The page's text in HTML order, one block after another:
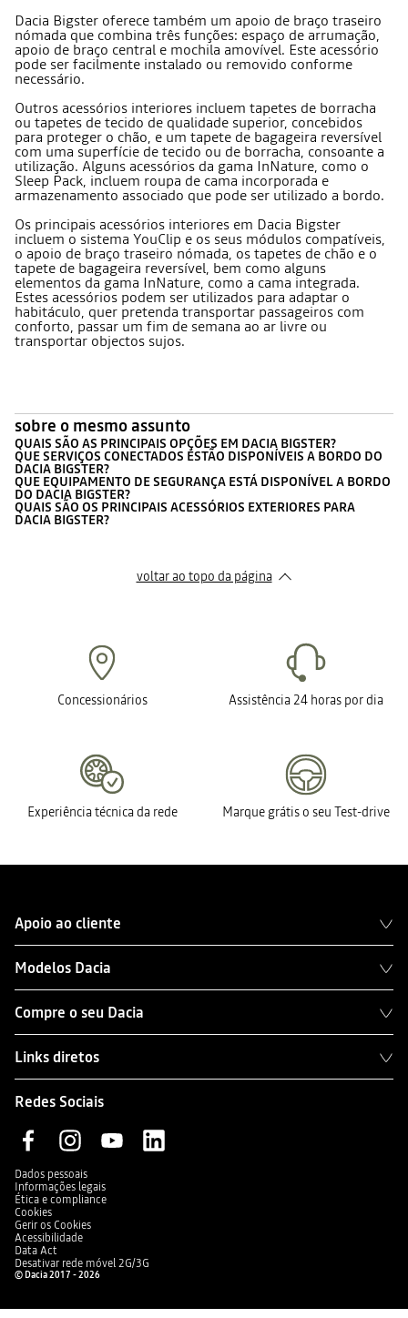
Dacia Bigster oferece também um apoio de braço traseiro
nómada que combina três funções: espaço de arrumação,
apoio de braço central e mochila amovível. Este acessório
pode ser facilmente instalado ou removido conforme
necessário.
Outros acessórios interiores incluem tapetes de borracha
ou tapetes de tecido de qualidade superior, concebidos
para proteger o chão, e um tapete de bagageira reversível
com uma superfície de tecido ou de borracha, consoante a
utilização. Alguns acessórios da gama InNature, como o
Sleep Pack, incluem roupa de cama incorporada e
armazenamento associado que pode ser utilizado a bordo.
Os principais acessórios interiores em Dacia Bigster
incluem o sistema YouClip e os seus módulos compatíveis,
o apoio de braço traseiro nómada, os tapetes de chão e o
tapete de bagageira reversível, bem como alguns
elementos da gama InNature, como a cama integrada.
Estes acessórios podem ser utilizados para adaptar o
habitáculo, quer pretenda transportar passageiros com
conforto, passar um fim de semana ao ar livre ou
transportar objectos sujos.
sobre o mesmo assunto
QUAIS SÃO AS PRINCIPAIS OPÇÕES EM DACIA BIGSTER?
QUE SERVIÇOS CONECTADOS ESTÃO DISPONÍVEIS A BORDO DO
DACIA BIGSTER?
QUE EQUIPAMENTO DE SEGURANÇA ESTÁ DISPONÍVEL A BORDO
DO DACIA BIGSTER?
QUAIS SÃO OS PRINCIPAIS ACESSÓRIOS EXTERIORES PARA
DACIA BIGSTER?
voltar ao topo da página
Concessionários Assistência 24 horas por dia
Experiência técnica da rede Marque grátis o seu Test-drive
Apoio ao cliente
Modelos Dacia
Compre o seu Dacia
Links diretos
Redes Sociais
Dados pessoais
Informações legais
Ética e compliance
Cookies
Gerir os Cookies
Acessibilidade
Data Act
Desativar rede móvel 2G/3G
© Dacia 2017 - 2026